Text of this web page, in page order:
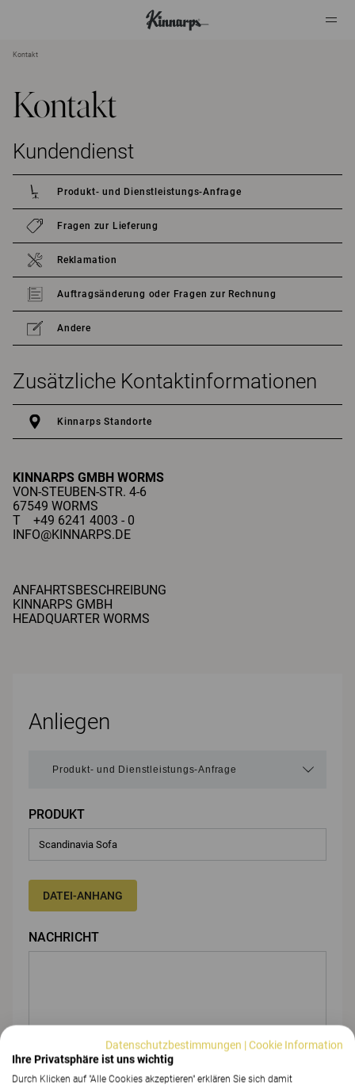
Kontakt
Kontakt
Kundendienst
Produkt- und Dienstleistungs-Anfrage
Fragen zur Lieferung
Reklamation
Auftragsänderung oder Fragen zur Rechnung
Andere
Zusätzliche Kontaktinformationen
Kinnarps Standorte
KINNARPS GMBH WORMS
VON-STEUBEN-STR. 4-6
67549 WORMS
T +49 6241 4003 - 0
INFO@KINNARPS.DE
ANFAHRTSBESCHREIBUNG
KINNARPS GMBH
HEADQUARTER WORMS
Anliegen
PRODUKT
DATEI-ANHANG
NACHRICHT
Datenschutzbestimmungen |Cookie Information
Ihre Privatsphäre ist uns wichtig
Durch Klicken auf "Alle Cookies akzeptieren" erklären Sie sich damit